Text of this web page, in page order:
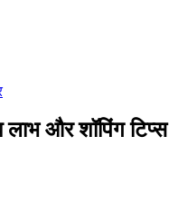
और शॉपिंग टिप्स